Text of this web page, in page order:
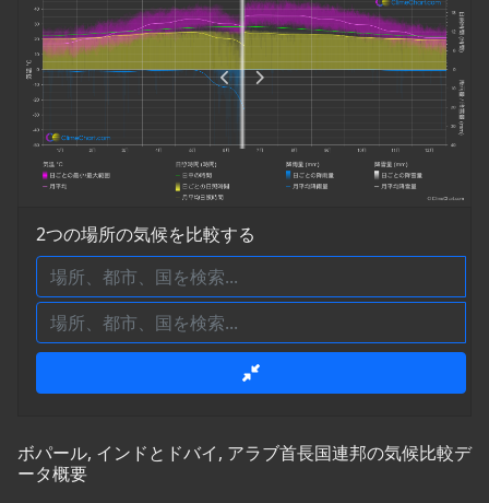
2つの場所の気候を比較する
ボパール, インドとドバイ, アラブ首長国連邦の気候比較デ
ータ概要